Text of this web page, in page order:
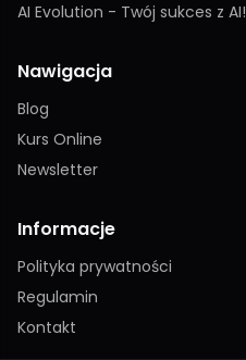
AI Evolution - Twój sukces z AI!
Nawigacja
Blog
Kurs Online
Newsletter
Informacje
Polityka prywatności
Regulamin
Kontakt